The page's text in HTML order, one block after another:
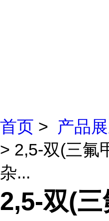
首页 > 产品
> 2,5-双(三氟
杂...
2,5-双(三